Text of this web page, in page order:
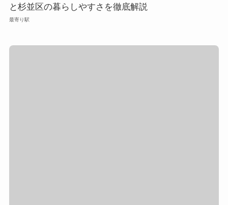
と杉並区の暮らしやすさを徹底解説
最寄り駅